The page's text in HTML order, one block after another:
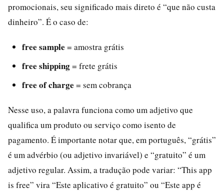
promocionais, seu significado mais direto é “que não custa
dinheiro”. É o caso de:
free sample = amostra grátis
free shipping= frete grátis
free of charge = sem cobrança
Nesse uso, a palavra funciona como um adjetivo que
qualifica um produto ou serviço como isento de
pagamento. É importante notar que, em português, “grátis”
é um advérbio (ou adjetivo invariável) e “gratuito” é um
adjetivo regular. Assim, a tradução pode variar: “This app
is free” vira “Este aplicativo é gratuito” ou “Este app é